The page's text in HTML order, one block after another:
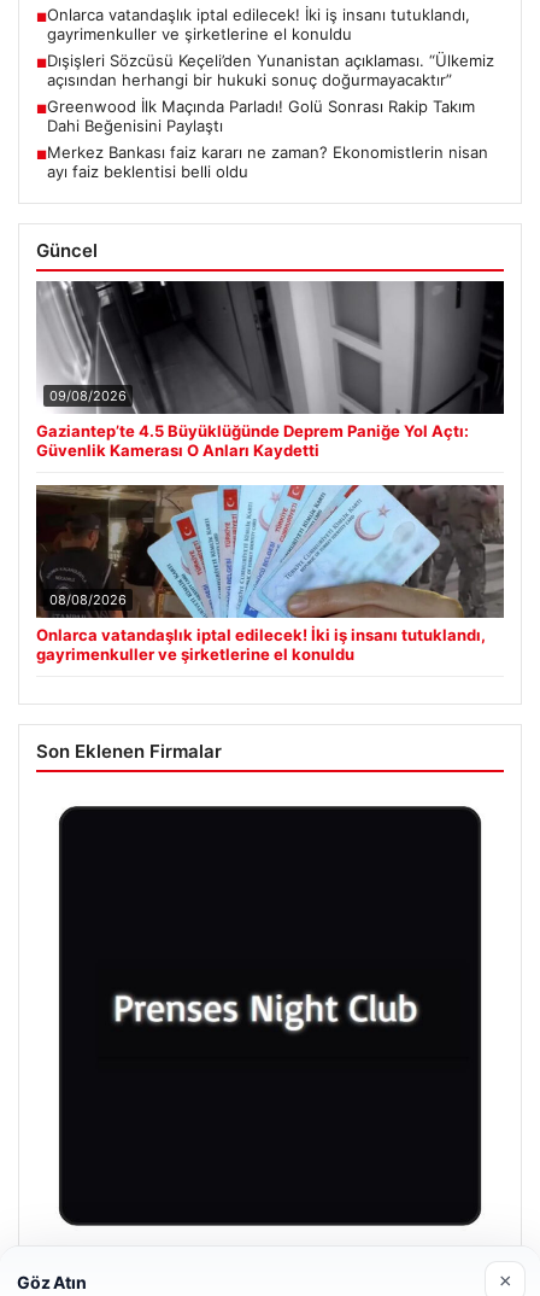
■Onlarca vatandaşlık iptal edilecek! İki iş insanı tutuklandı,
gayrimenkuller ve şirketlerine el konuldu
■Dışişleri Sözcüsü Keçeli’den Yunanistan açıklaması. “Ülkemiz
açısından herhangi bir hukuki sonuç doğurmayacaktır”
■Greenwood İlk Maçında Parladı! Golü Sonrası Rakip Takım
Dahi Beğenisini Paylaştı
■Merkez Bankası faiz kararı ne zaman? Ekonomistlerin nisan
ayı faiz beklentisi belli oldu
Güncel
09/08/2026
Gaziantep’te 4.5 Büyüklüğünde Deprem Paniğe Yol Açtı:
Güvenlik Kamerası O Anları Kaydetti
08/08/2026
Onlarca vatandaşlık iptal edilecek! İki iş insanı tutuklandı,
gayrimenkuller ve şirketlerine el konuldu
Son Eklenen Firmalar
Prenses Night Club
Göz Atın ×